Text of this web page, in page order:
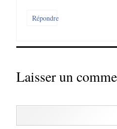
Répondre
Laisser un